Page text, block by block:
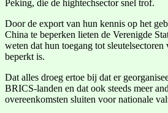
Peking, die de hightechsector snel trof.
Door de export van hun kennis op het
China te beperken lieten de Verenigde
weten dat hun toegang tot
beperkt is.
Dat alles droeg ertoe bij dat er
BRICS-landen en dat ook steeds meer
overeenkomsten sluiten voor nationale